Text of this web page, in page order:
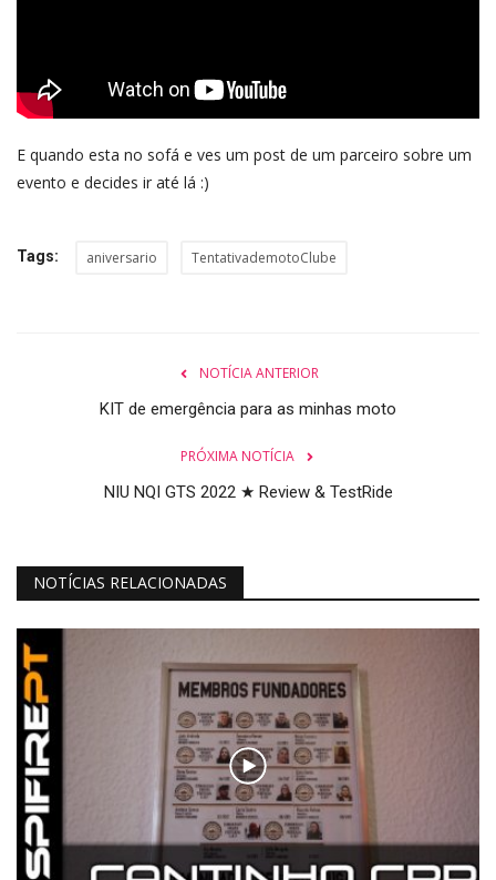
E quando esta no sofá e ves um post de um parceiro sobre um
evento e decides ir até lá :)
Tags: aniversario TentativademotoClube
NOTÍCIA ANTERIOR
KIT de emergência para as minhas moto
PRÓXIMA NOTÍCIA
NIU NQI GTS 2022 ★ Review & TestRide
NOTÍCIAS RELACIONADAS